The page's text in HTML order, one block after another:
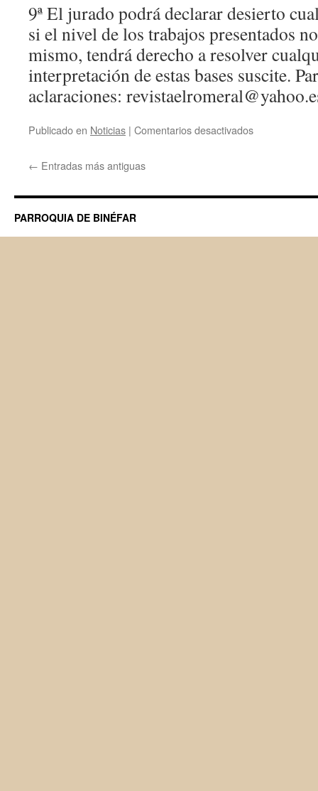
9ª El jurado podrá declarar desierto
si el nivel de los trabajos presentados
mismo, tendrá derecho a resolver
interpretación de estas bases suscite.
aclaraciones:
Publicado en Noticias | Comentarios desactivados
«PIROPOS
← Entradas más antiguas
PARROQUIA DE BINÉFAR